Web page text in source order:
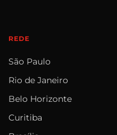
REDE
São Paulo
Rio de Janeiro
Belo Horizonte
Curitiba